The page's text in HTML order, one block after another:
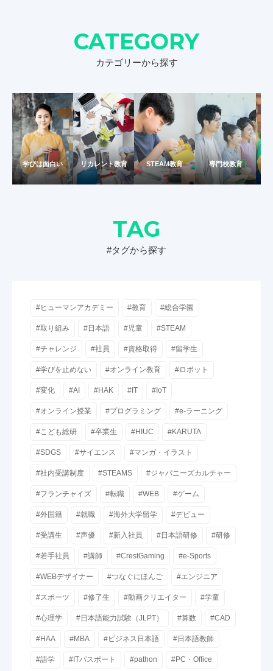
CATEGORY
カテゴリーから探す
学びは面白い リカレント教育 STEAM教育 専門校教育
TAG
#タグから探す
#ヒューマンアカデミー #教育 #総合学園
#取り組み #日本語 #児童 #STEAM
#チャレンジ #社員 #資格取得 #留学生
#学びを止めない #オンライン教育 #ロボット
#変化 #AI #HAK #IT #IoT
#オンライン授業 #プログラミング #e-ラーニング
#こども総研 #卒業生 #HIUC #KARUTA
#SDGS #サイエンス #マンガ・イラスト
#社内受講制度 #STEAMS #ジャパニーズカルチャー
#フランチャイズ #転職 #WEB #ゲーム
#外国籍 #就職 #海外大学留学 #デビュー
#受講生 #声優 #新入社員 #日本語研修 #研修
#若手社員 #講師 #CrestGaming #e-Sports
#WEBデザイナー #つなぐにほんご #エンジニア
#スポーツ #修了生 #動画クリエイター #学童
#心理学 #日本語能力試験（JLPT） #算数 #CAD
#HAA #MBA #ビジネス日本語 #日本語教師
#語学 #ITパスポート #pathon #PC・Office